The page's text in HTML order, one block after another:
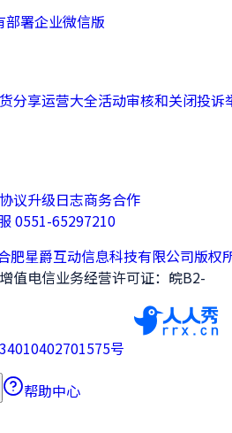
部署企业微信版
分享运营大全活动审核和关闭投诉
议升级日志商务合作
0551-65297210
肥星爵互动信息科技有限公司版权
增值电信业务经营许可证：皖B2-
号
帮助中心